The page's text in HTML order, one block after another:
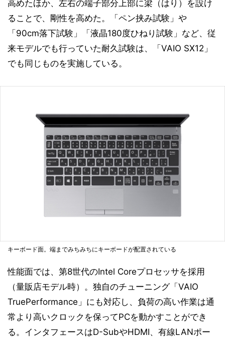
高めたほか、左右の端子部分上部に梁（はり）を設け
ることで、剛性を高めた。「ペン挟み試験」や
「90cm落下試験」「液晶180度ひねり試験」など、従
来モデルでも行っていた耐久試験は、「VAIO SX12」
でも同じものを実施している。
キーボード面。端までみちみちにキーボードが配置されている
性能面では、第8世代のIntel Coreプロセッサを採用
（量販店モデル時）。独自のチューニング「VAIO
TruePerformance」にも対応し、負荷の高い作業は通
常より高いクロックを保ってPCを動かすことができ
る。インタフェースはD-SubやHDMI、有線LANポー